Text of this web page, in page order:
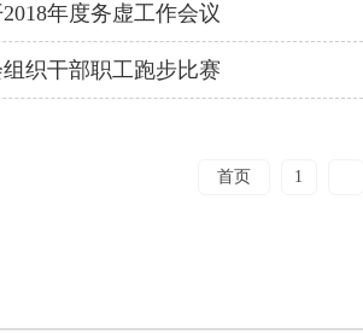
年度务虚工作会议
织干部职工跑步比赛
首页 1